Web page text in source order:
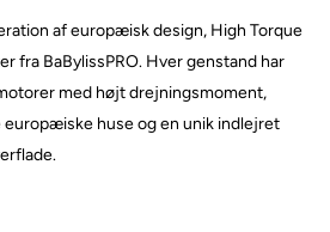
af europæisk design, High Torque
fra BaBylissPRO. Hver genstand har
med højt drejningsmoment,
huse og en unik indlejret